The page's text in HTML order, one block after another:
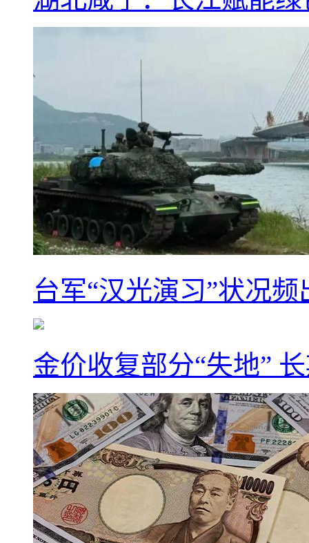
台军“汉光演习”状况
金价收复部分“失地”